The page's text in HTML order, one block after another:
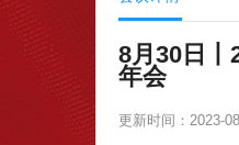
8月30日丨
年会
更新时间：2023-